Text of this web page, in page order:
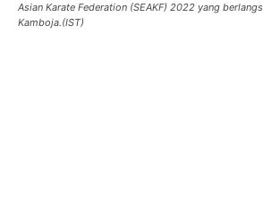
Asian Karate Federation (SEAKF) 2022 yang
Kamboja.(IST)